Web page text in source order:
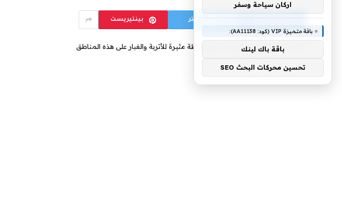
فيسبوك تويتر بينتيريست
اركان سياحة وسفر
⭐ باقة متميزة VIP (كود: AA11138):
باقة باك لينك
تحسين محركات البحث SEO